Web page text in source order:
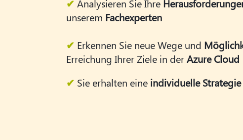
✔ Analysieren Sie Ihre
unserem Fachexperten
✔ Erkennen Sie neue Wege und
Erreichung Ihrer Ziele in derAzure Cloud
✔ Sie erhalten eine individuelle Strategie